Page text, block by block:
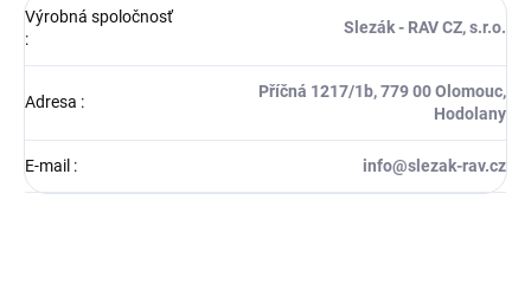
Výrobná spoločnosť
:
Slezák - RAV CZ, s.r.o.
Adresa :
Příčná 1217/1b, 779 00 Olomouc,
Hodolany
E-mail : info@slezak-rav.cz